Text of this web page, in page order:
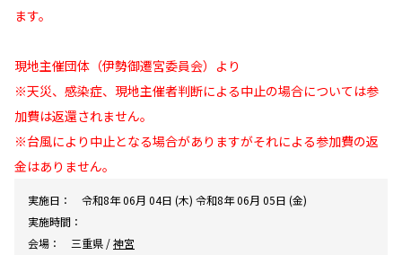
ます。
現地主催団体（伊勢御遷宮委員会）より
※天災、感染症、現地主催者判断による中止の場合については参
加費は返還されません。
※台風により中止となる場合がありますがそれによる参加費の返
金はありません。
実施日：
令和8年 06月 04日 (木) 令和8年 06月 05日 (金)
実施時間：
会場：
三重県 /神宮